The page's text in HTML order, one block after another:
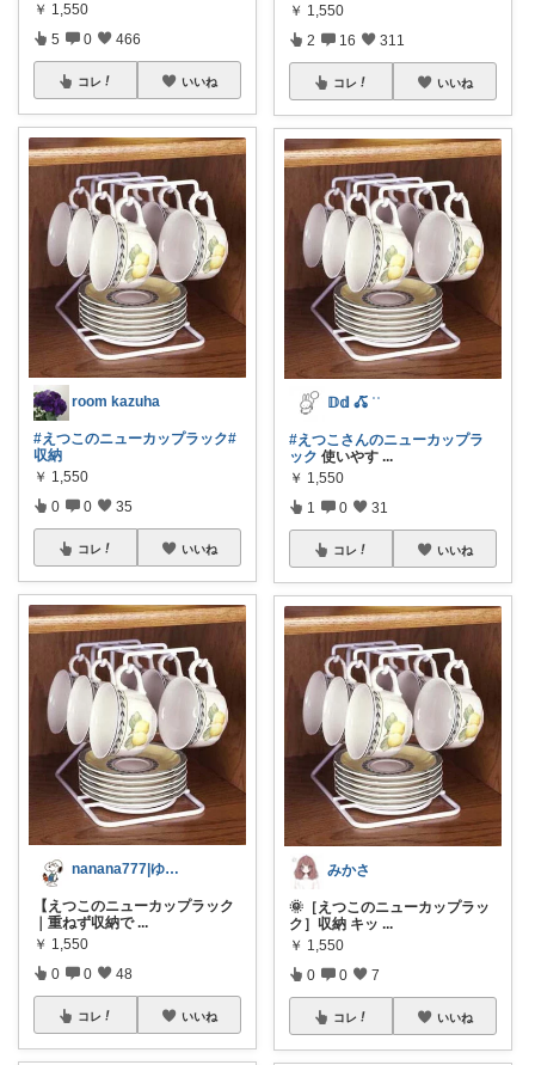
￥ 1,550
5 0 466
コレ いいね
room kazuha
#えつこのニューカップラック#
収納
￥ 1,550
0 0 35
コレ いいね
nanana777|ゆるっと片づけ生活
【えつこのニューカップラック
｜重ねず収納で ...
￥ 1,550
0 0 48
コレ いいね
￥ 1,550
2 16 311
コレ いいね
𝔻𝕕 𖦊ັ ʾʾ
#えつこさんのニューカップラ
ック 使いやす ...
￥ 1,550
1 0 31
コレ いいね
みかさ
🌞［えつこのニューカップラッ
ク］収納 キッ ...
￥ 1,550
0 0 7
コレ いいね